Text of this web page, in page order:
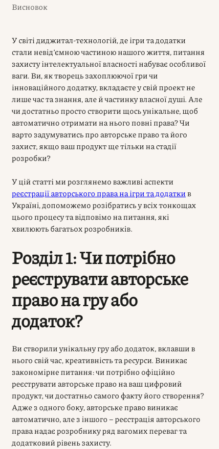
Висновок
У світі диджитал-технологій, де ігри та додатки
стали невід’ємною частиною нашого життя, питання
захисту інтелектуальної власності набуває особливої
ваги. Ви, як творець захоплюючої гри чи
інноваційного додатку, вкладаєте у свій проект не
лише час та знання, але й частинку власної душі. Але
чи достатньо просто створити щось унікальне, щоб
автоматично отримати на нього повні права? Чи
варто задумуватись про авторське право та його
захист, якщо ваш продукт ще тільки на стадії
розробки?
У цій статті ми розглянемо важливі аспекти
реєстрації авторського права на ігри та додаткив
Україні, допоможемо розібратись у всіх тонкощах
цього процесу та відповімо на питання, які
хвилюють багатьох розробників.
Розділ 1: Чи потрібно
реєструвати авторське
право на гру або
додаток?
Ви створили унікальну гру або додаток, вклавши в
нього свій час, креативність та ресурси. Виникає
закономірне питання: чи потрібно офіційно
реєструвати авторське право на ваш цифровий
продукт, чи достатньо самого факту його створення?
Адже з одного боку, авторське право виникає
автоматично, але з іншого – реєстрація авторського
права надає розробнику ряд вагомих переваг та
додатковий рівень захисту.